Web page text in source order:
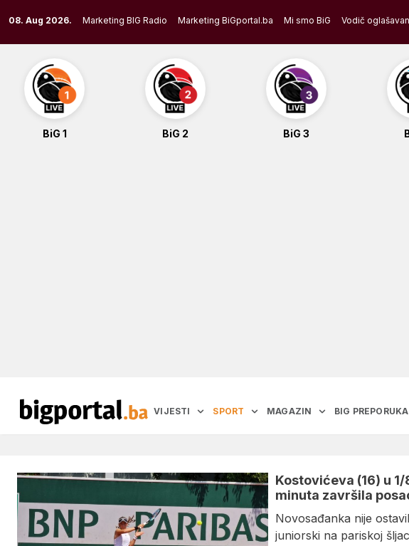
to
content
08. Aug 2026. Marketing BIG Radio Marketing BiGportal.ba Mi smo BiG Vodič
BiG 1 BiG 2 BiG 3
VIJESTI SPORT MAGAZIN BIG PREPORUKA
Kostovićeva (16) u
minuta završila
Novosađanka nije
juniorski na pariskoj